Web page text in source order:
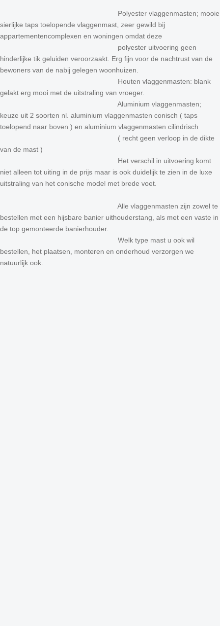
Polyester vlaggenmasten; mooie
sierlijke taps toelopende vlaggenmast, zeer gewild bij
appartementencomplexen en woningen omdat deze
polyester uitvoering geen
hinderlijke tik geluiden veroorzaakt. Erg fijn voor de nachtrust van de
bewoners van de nabij gelegen woonhuizen.
Houten vlaggenmasten: blank
gelakt erg mooi met de uitstraling van vroeger.
Aluminium vlaggenmasten;
keuze uit 2 soorten nl. aluminium vlaggenmasten conisch ( taps
toelopend naar boven ) en aluminium vlaggenmasten cilindrisch
( recht geen verloop in de dikte
van de mast )
Het verschil in uitvoering komt
niet alleen tot uiting in de prijs maar is ook duidelijk te zien in de luxe
uitstraling van het conische model met brede voet.
Alle vlaggenmasten zijn zowel te
bestellen met een hijsbare banier uithouderstang, als met een vaste in
de top gemonteerde banierhouder.
Welk type mast u ook wil
bestellen, het plaatsen, monteren en onderhoud verzorgen we
natuurlijk ook.